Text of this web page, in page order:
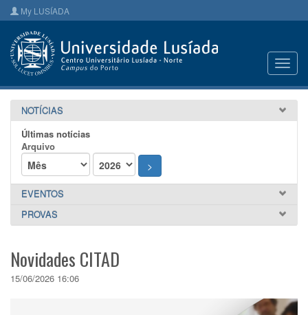
My LUSÍADA
NOTÍCIAS
Últimas notícias
Arquivo
>
EVENTOS
PROVAS
Novidades CITAD
15/06/2026 16:06